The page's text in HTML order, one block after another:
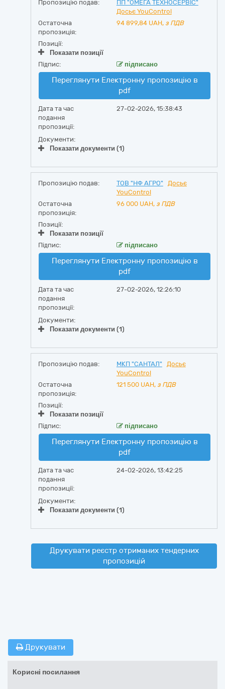
Пропозицію подав:
ПП "ОМЕГА ТЕХНОСЕРВІС"
Досьє YouControl
Остаточна
пропозиція:
94 899,84 UAH, з ПДВ
Позиції:
Показати позиції
Підпис:
підписано
Переглянути Електронну пропозицію в
pdf
Дата та час
подання
пропозиції:
27-02-2026, 15:38:43
Документи:
Показати документи (1)
Пропозицію подав: ТОВ "НФ АГРО"
Досьє
YouControl
Остаточна
пропозиція:
96 000 UAH, з ПДВ
Позиції:
Показати позиції
Підпис:
підписано
Переглянути Електронну пропозицію в
pdf
Дата та час
подання
пропозиції:
27-02-2026, 12:26:10
Документи:
Показати документи (1)
Пропозицію подав: МКП "САНТАЛ"
Досьє
YouControl
Остаточна
пропозиція:
121 500 UAH, з ПДВ
Позиції:
Показати позиції
Підпис:
підписано
Переглянути Електронну пропозицію в
pdf
Дата та час
подання
пропозиції:
24-02-2026, 13:42:25
Документи:
Показати документи (1)
Друкувати реєстр отриманих тендерних
пропозицій
Друкувати
Корисні посилання